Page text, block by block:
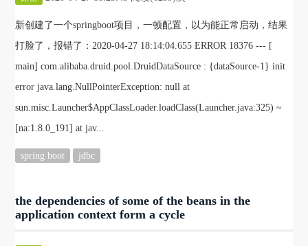
新创建了一个springboot项目，一顿配置，以为能正常启动，结果
打脸了，报错了：2020-04-27 18:14:04.655 ERROR 18376 --- [
main] com.alibaba.druid.pool.DruidDataSource : {dataSource-1} init
error java.lang.NullPointerException: null at
sun.misc.Launcher$AppClassLoader.loadClass(Launcher.java:325) ~
[na:1.8.0_191] at jav...
spring boot jdbc
the dependencies of some of the beans in the
application context form a cycle